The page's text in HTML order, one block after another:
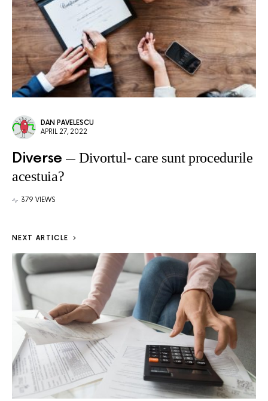
DAN PAVELESCU
APRIL 27, 2022
Diverse
Divortul- care sunt procedurile
acestuia?
379 VIEWS
NEXT ARTICLE